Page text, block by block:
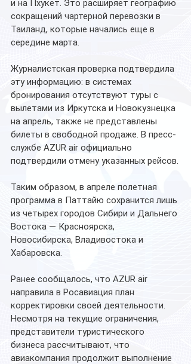
и на Пхукет. Это расширяет географию
сокращений чартерной перевозки в
Таиланд, которые начались еще в
середине марта.
Журналистская проверка подтвердила
эту информацию: в системах
бронирования отсутствуют туры с
вылетами из Иркутска и Новокузнецка
на апрель, также не представлены
билеты в свободной продаже. В пресс-
службе AZUR air официально
подтвердили отмену указанных рейсов.
Таким образом, в апреле полетная
программа в Паттайю сохранится лишь
из четырех городов Сибири и Дальнего
Востока — Красноярска,
Новосибирска, Владивостока и
Хабаровска.
Ранее сообщалось, что AZUR air
направила в Росавиация план
корректировки своей деятельности.
Несмотря на текущие ограничения,
представители туристического
бизнеса рассчитывают, что
авиакомпания продолжит выполнение